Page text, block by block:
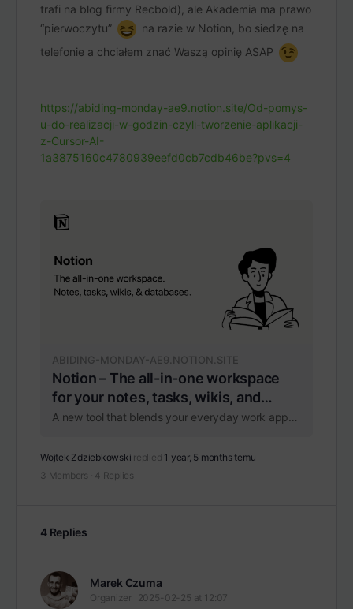
trafi na blog firmy Recbold), ale Akademia ma prawo
“pierwoczytu”
na razie w Notion, bo siedzę na
telefonie a chciałem znać Waszą opinię ASAP
https://abiding-monday-ae9.notion.site/Od-pomys-
u-do-realizacji-w-godzin-czyli-tworzenie-aplikacji-
z-Cursor-AI-
1a3875160c4780939eefd0cb7cdb46be?pvs=4
ABIDING-MONDAY-AE9.NOTION.SITE
Notion – The all-in-one workspace
for your notes, tasks, wikis, and
databases.
A new tool that blends your everyday work apps into one. It's the all-in-one workspace for you and your team
Wojtek Zdziebkowski replied 1 year, 5 months temu
3 Members · 4 Replies
4 Replies
Marek Czuma
Organizer 2025-02-25 at 12:07